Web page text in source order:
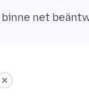
net